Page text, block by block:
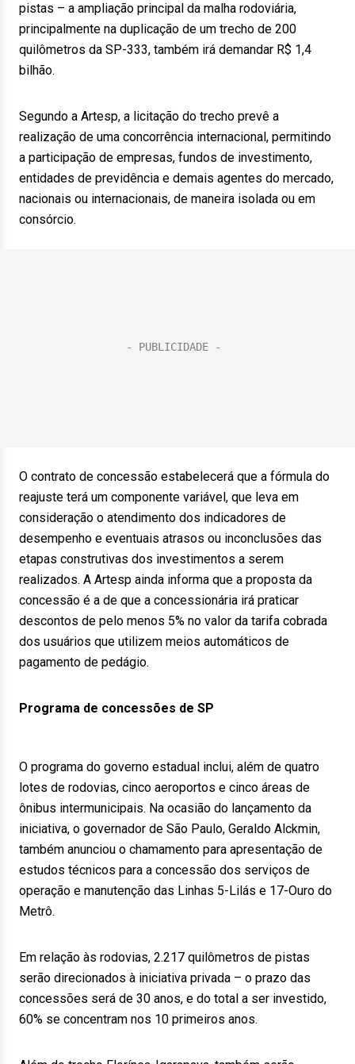
pistas – a ampliação principal da malha rodoviária,
principalmente na duplicação de um trecho de 200
quilômetros da SP-333, também irá demandar R$ 1,4
bilhão.
Segundo a Artesp, a licitação do trecho prevê a
realização de uma concorrência internacional, permitindo
a participação de empresas, fundos de investimento,
entidades de previdência e demais agentes do mercado,
nacionais ou internacionais, de maneira isolada ou em
consórcio.
O contrato de concessão estabelecerá que a fórmula do
reajuste terá um componente variável, que leva em
consideração o atendimento dos indicadores de
desempenho e eventuais atrasos ou inconclusões das
etapas construtivas dos investimentos a serem
realizados. A Artesp ainda informa que a proposta da
concessão é a de que a concessionária irá praticar
descontos de pelo menos 5% no valor da tarifa cobrada
dos usuários que utilizem meios automáticos de
pagamento de pedágio.
Programa de concessões de SP
O programa do governo estadual inclui, além de quatro
lotes de rodovias, cinco aeroportos e cinco áreas de
ônibus intermunicipais. Na ocasião do lançamento da
iniciativa, o governador de São Paulo, Geraldo Alckmin,
também anunciou o chamamento para apresentação de
estudos técnicos para a concessão dos serviços de
operação e manutenção das Linhas 5-Lilás e 17-Ouro do
Metrô.
Em relação às rodovias, 2.217 quilômetros de pistas
serão direcionados à iniciativa privada – o prazo das
concessões será de 30 anos, e do total a ser investido,
60% se concentram nos 10 primeiros anos.